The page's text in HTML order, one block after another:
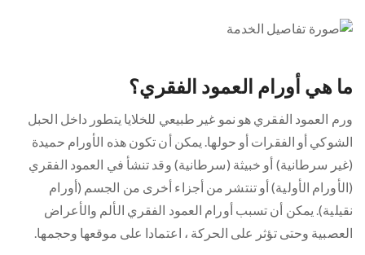
ما هي أورام العمود الفقري؟
ورم العمود الفقري هو نمو غير طبيعي للخلايا يتطور داخل الحبل
الشوكي أو الفقرات أو حولها. يمكن أن تكون هذه الأورام حميدة
(غير سرطانية) أو خبيثة (سرطانية) وقد تنشأ في العمود الفقري
(الأورام الأولية) أو تنتشر من أجزاء أخرى من الجسم (أورام
نقيلية). يمكن أن تسبب أورام العمود الفقري الألم والأعراض
العصبية وحتى تؤثر على الحركة ، اعتمادا على موقعها وحجمها.